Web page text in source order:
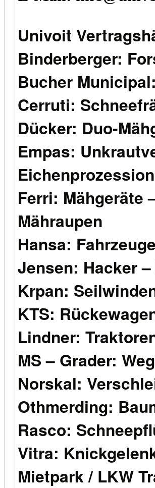
Univoit
Binderberger:
Bucher
Cerruti:
Dücker: Duo-
Empas:
Ferri: Mähgeräte
Mähraupen
Hansa:
Jensen: Hacker
Krpan:
KTS:
Lindner:
MS – Grader:
Norskal:
Othmerding:
Rasco:
Vitra:
Mietpark / LKW